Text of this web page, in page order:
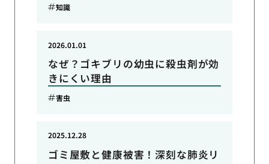
知識
なぜ？ゴキブリの幼虫に殺虫剤が効
きにくい理由
2026.01.01
害虫
ゴミ屋敷と健康被害！深刻な肺炎リ
2025.12.28